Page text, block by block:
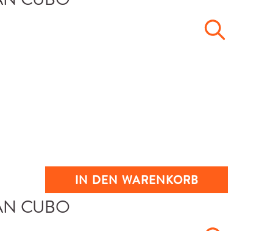
IN DEN WARENKORB